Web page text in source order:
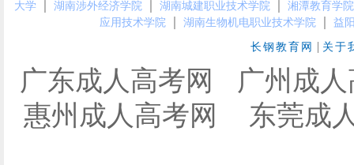
大学
湖南涉外经济学院 湖南城建职业技术学院
湘潭教育学院
应用技术学院
湖南生物机电职业技术学院 益
长钢教育网 | 关于
广东成人高考网
广州成
惠州成人高考网
东莞成